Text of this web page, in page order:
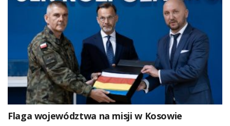
Flaga województwa na misji w Kosowie